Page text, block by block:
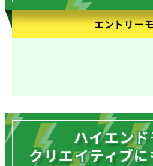
エントリー
ハイエン
クリエイティブ